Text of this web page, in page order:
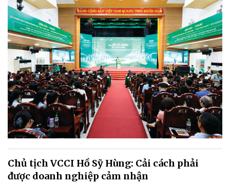
Chủ tịch VCCI Hồ Sỹ Hùng: Cải cách phải
được doanh nghiệp cảm nhận